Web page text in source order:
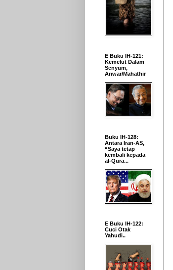
E Buku IH-121:
Kemelut Dalam
Senyum,
Anwar/Mahathir
Buku IH-128:
Antara Iran-AS,
“Saya tetap
kembali kepada
al-Qura...
E Buku IH-122:
Cuci Otak
Yahudi..